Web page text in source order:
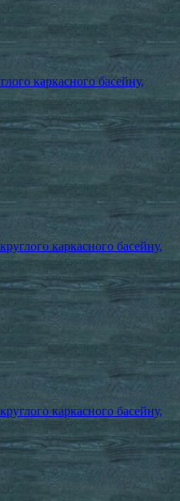
каркасного басейну,
каркасного басейну,
каркасного басейну,